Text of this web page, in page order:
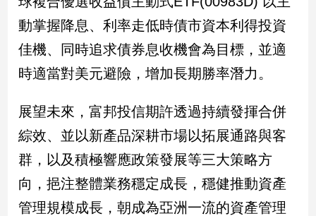
行/
時
追
星
生
活
建
築/
室
動掌握降息、利率走低時債市資本利得投資
佳機、同時追求債券息收機會為目標，並適
時適當對美元避險，增加長期勝率潛力。
展望未來，富邦投信期許透過持續發揮合併
綜效、並以新產品深耕市場以拓展通路與客
群，以及積極響應政策發展等三大策略方
向，挹注整體業務穩定成長，穩健推動資產
管理規模成長，朝成為亞洲一流的資產管理